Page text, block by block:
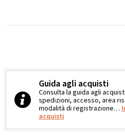
Guida agli acquisti
Consulta la guida agli
spedizioni, accesso, area
modalità di registrazione…
acquisti